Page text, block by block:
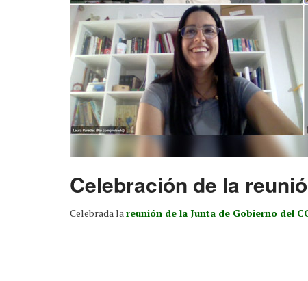
Celebración de la
Celebrada lareunión de la Junta de Gobierno del